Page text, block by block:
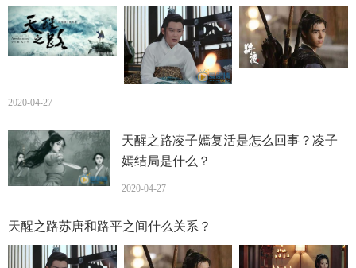
此次宣传海报的官方宣布，也呈现了整部的主力阵容，整部
剧剧明星阵容都较为年青。并且在本次角色形象海报中，六
剑出场。
2020-04-27
天醒之路凌子嫣复活是怎么回事？凌子
嫣结局是什么？
2020-04-27
天醒之路苏唐和路平之间什么关系？